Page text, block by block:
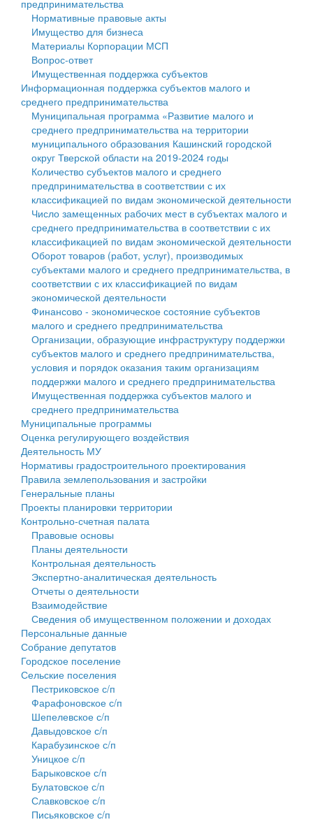
Государственные услуги
Промышленность и АПК
Экономика и бизнес
...
Символика
Устав
Гостям округа
Туризм
Культура
Образование
Здравоохранение
Социальная защита
Фотоальбом
муниципального округа Тверской области
Администрация Кашинского муниципального округа
Тверской области
Управление сельскими территориями
Открытые данные
Работа с обращениями граждан
Муниципальный контроль
Муниципальные услуги
Проекты административных регламентов
Антимонопольный комплаенс
Противодействие коррупции
Финансовое управление
Бюджет для граждан
Имущество
Выявление правообладателей ранее учтенных
объектов недвижимости
Имущественная поддержка субъектов малого и
среднего предпринимательства
Информационная поддержка субъектов малого и
среднего предпринимательства
Муниципальные программы
Контрольно-счетная палата
Персональные данные
Оценка регулирующего воздействия
Деятельность МУ
Нормативы градостроительного проектирования
Правила землепользования и застройки
Генеральные планы
Проекты планировки территории
Собрание депутатов
Городское поселение
Сельские поселения
предпринимательства
Нормативные правовые акты
Имущество для бизнеса
Материалы Корпорации МСП
Вопрос-ответ
Имущественная поддержка субъектов
Информационная поддержка субъектов малого и
среднего предпринимательства
Муниципальная программа «Развитие малого и
среднего предпринимательства на территории
муниципального образования Кашинский городской
округ Тверской области на 2019-2024 годы
Количество субъектов малого и среднего
предпринимательства в соответствии с их
классификацией по видам экономической деятельности
Число замещенных рабочих мест в субъектах малого и
среднего предпринимательства в соответствии с их
классификацией по видам экономической деятельности
Оборот товаров (работ, услуг), производимых
субъектами малого и среднего предпринимательства, в
соответствии с их классификацией по видам
экономической деятельности
Финансово - экономическое состояние субъектов
малого и среднего предпринимательства
Организации, образующие инфраструктуру поддержки
субъектов малого и среднего предпринимательства,
условия и порядок оказания таким организациям
поддержки малого и среднего предпринимательства
Имущественная поддержка субъектов малого и
среднего предпринимательства
Муниципальные программы
Оценка регулирующего воздействия
Деятельность МУ
Нормативы градостроительного проектирования
Правила землепользования и застройки
Генеральные планы
Проекты планировки территории
Контрольно-счетная палата
Правовые основы
Планы деятельности
Контрольная деятельность
Экспертно-аналитическая деятельность
Отчеты о деятельности
Взаимодействие
Сведения об имущественном положении и доходах
Персональные данные
Собрание депутатов
Городское поселение
Сельские поселения
Пестриковское с/п
Фарафоновское с/п
Шепелевское с/п
Давыдовское с/п
Карабузинское с/п
Уницкое с/п
Барыковское с/п
Булатовское с/п
Славковское с/п
Письяковское с/п